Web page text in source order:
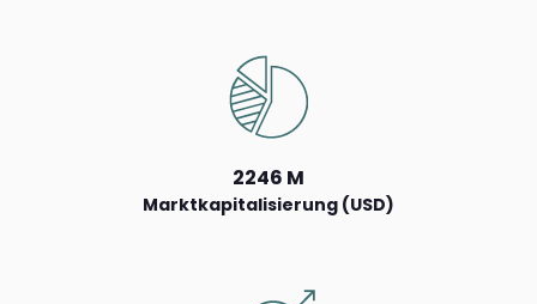
2246 M
Marktkapitalisierung (USD)